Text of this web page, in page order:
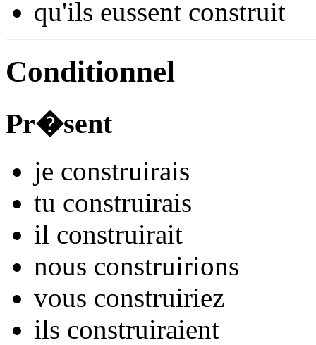
qu'ils eussent construit
Conditionnel
Pr�sent
je construirais
tu construirais
il construirait
nous construirions
vous construiriez
ils construiraient